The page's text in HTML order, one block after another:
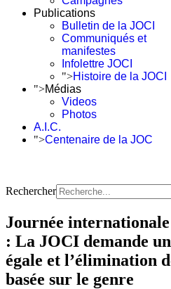
Publications
Bulletin de la JOCI
Communiqués et
manifestes
Infolettre JOCI
">Histoire de la JOCI
">Médias
Videos
Photos
A.I.C.
">Centenaire de la JOC
Rechercher
Journée
: La JOCI demande
égale et l’élimination
basée sur le genre